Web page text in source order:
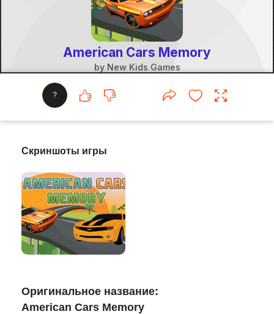
?
Скриншоты игры
Оригинальное название:
American Cars Memory